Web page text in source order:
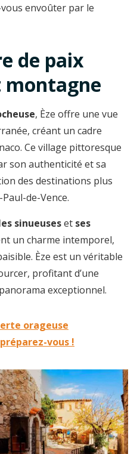
envoûter par le
de paix
, Èze offre une vue
créant un cadre
Ce village pittoresque
son authenticité et sa
des destinations plus
de-Vence.
sinueuseset ses
un charme intemporel,
Èze est un véritable
profitant d’une
exceptionnel.
orageuse
vous !